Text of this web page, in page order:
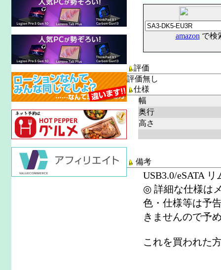
amazon で検
評価
評価無し
仕様
幅
奥行
高さ
備考
USB3.0/eSATA
◎ 詳細な仕様は
色・仕様等は予
きませんので予
これを買われた